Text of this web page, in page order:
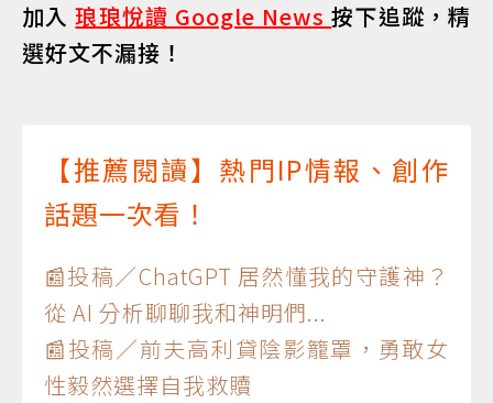
加入琅琅悅讀 Google News按下追蹤，精
選好文不漏接！
【推薦閱讀】熱門IP情報、創作
話題一次看！
📰投稿／ChatGPT 居然懂我的守護神？
從 AI 分析聊聊我和神明們...
📰投稿／前夫高利貸陰影籠罩，勇敢女
性毅然選擇自我救贖